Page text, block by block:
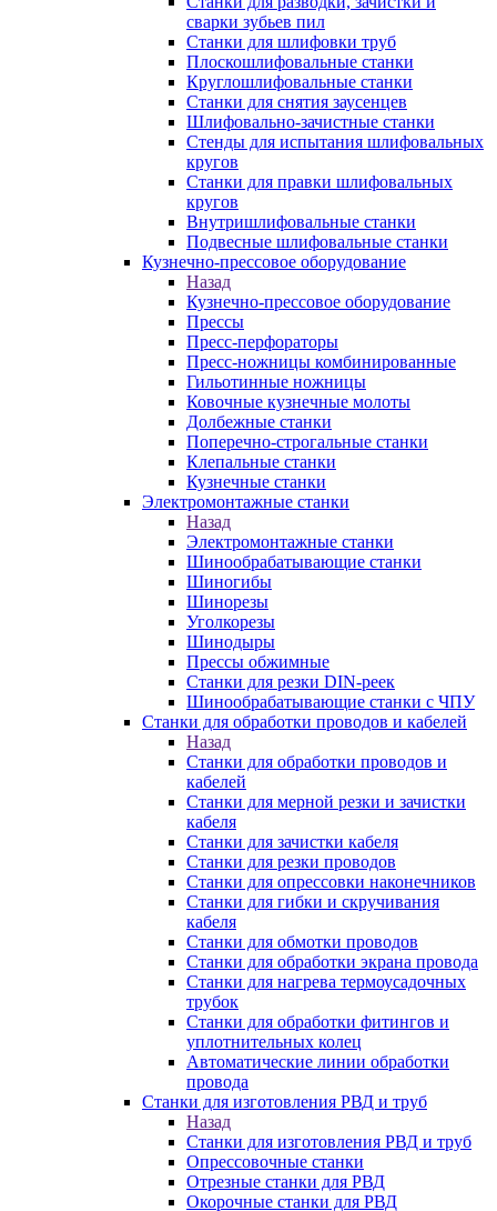
сварки зубьев пил
Станки для шлифовки труб
Плоскошлифовальные станки
Круглошлифовальные станки
Станки для снятия заусенцев
Шлифовально-зачистные станки
Стенды для испытания шлифовальных
кругов
Станки для правки шлифовальных
кругов
Внутришлифовальные станки
Подвесные шлифовальные станки
Кузнечно-прессовое оборудование
Назад
Кузнечно-прессовое оборудование
Прессы
Пресс-перфораторы
Пресс-ножницы комбинированные
Гильотинные ножницы
Ковочные кузнечные молоты
Долбежные станки
Поперечно-строгальные станки
Клепальные станки
Кузнечные станки
Электромонтажные станки
Назад
Электромонтажные станки
Шинообрабатывающие станки
Шиногибы
Шинорезы
Уголкорезы
Шинодыры
Прессы обжимные
Станки для резки DIN-реек
Шинообрабатывающие станки с ЧПУ
Станки для обработки проводов и кабелей
Назад
Станки для обработки проводов и
кабелей
Станки для мерной резки и зачистки
кабеля
Станки для зачистки кабеля
Станки для резки проводов
Станки для опрессовки наконечников
Станки для гибки и скручивания
кабеля
Станки для обмотки проводов
Станки для обработки экрана провода
Станки для нагрева термоусадочных
трубок
Станки для обработки фитингов и
уплотнительных колец
Автоматические линии обработки
провода
Станки для изготовления РВД и труб
Назад
Станки для изготовления РВД и труб
Опрессовочные станки
Отрезные станки для РВД
Окорочные станки для РВД